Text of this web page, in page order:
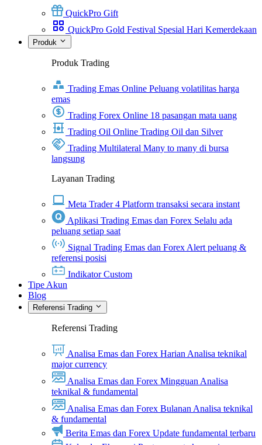
QuickPro Gift
QuickPro Gold Festival Spesial Hari Kemerdekaan
Produk
Produk Trading
Trading Emas Online Peluang volatilitas harga
emas
Trading Forex Online 18 pasangan mata uang
Trading Oil Online Trading Oil dan Silver
Trading Multilateral Many to many di bursa
langsung
Layanan Trading
Meta Trader 4 Platform transaksi secara instant
Aplikasi Trading Emas dan Forex Selalu ada
peluang setiap saat
Signal Trading Emas dan Forex Alert peluang &
referensi posisi
Indikator Custom
Tipe Akun
Blog
Referensi Trading
Referensi Trading
Analisa Emas dan Forex Harian Analisa teknikal
major currency
Analisa Emas dan Forex Mingguan Analisa
teknikal & fundamental
Analisa Emas dan Forex Bulanan Analisa teknikal
& fundamental
Berita Emas dan Forex Update fundamental terbaru